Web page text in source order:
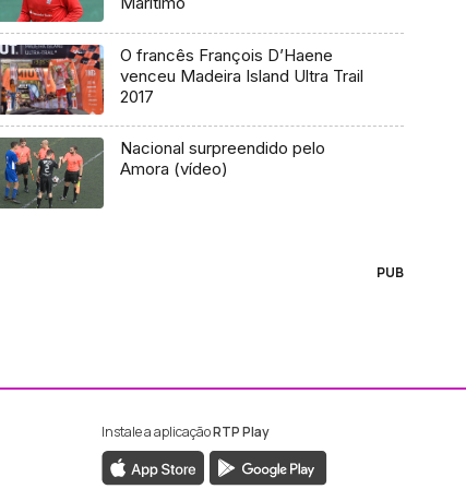
O francês François D’Haene
venceu Madeira Island Ultra Trail
2017
Nacional surpreendido pelo
Amora (vídeo)
PUB
da RTP Madeira
da RTP Madeira
Instale a aplicaçãoRTP Play